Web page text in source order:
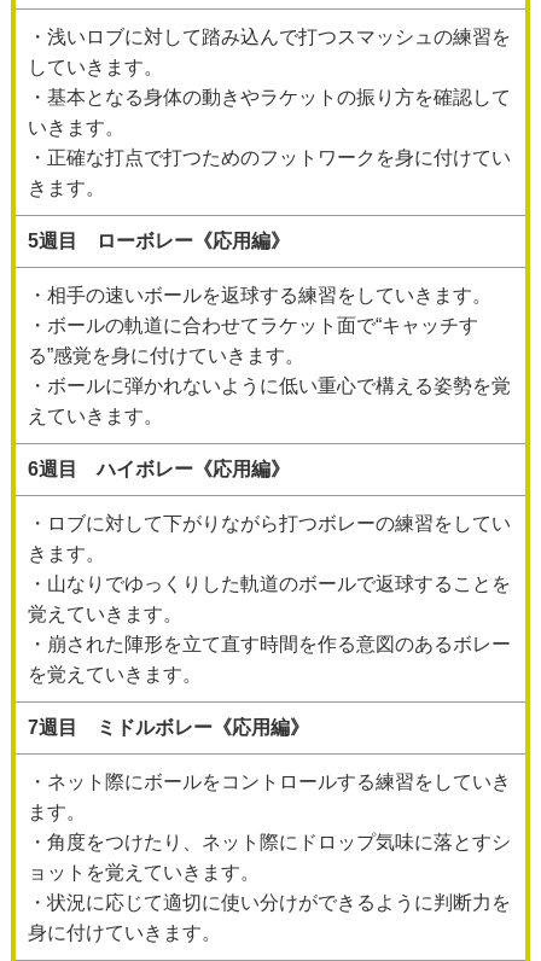
・浅いロブに対して踏み込んで打つスマッシュの練習を
していきます。
・基本となる身体の動きやラケットの振り方を確認して
いきます。
・正確な打点で打つためのフットワークを身に付けてい
きます。
5週目 ローボレー《応用編》
・相手の速いボールを返球する練習をしていきます。
・ボールの軌道に合わせてラケット面で“キャッチす
る”感覚を身に付けていきます。
・ボールに弾かれないように低い重心で構える姿勢を覚
えていきます。
6週目 ハイボレー《応用編》
・ロブに対して下がりながら打つボレーの練習をしてい
きます。
・山なりでゆっくりした軌道のボールで返球することを
覚えていきます。
・崩された陣形を立て直す時間を作る意図のあるボレー
を覚えていきます。
7週目 ミドルボレー《応用編》
・ネット際にボールをコントロールする練習をしていき
ます。
・角度をつけたり、ネット際にドロップ気味に落とすシ
ョットを覚えていきます。
・状況に応じて適切に使い分けができるように判断力を
身に付けていきます。